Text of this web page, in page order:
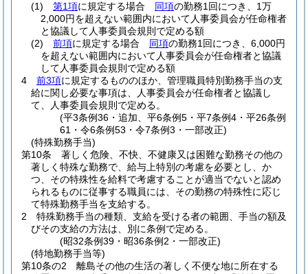
(1)
第1項に規定する場合 同項の勤務1回につき、1万
2,000円を超えない範囲内において人事委員会が任命権者
と協議して人事委員会規則で定める額
(2)
前項に規定する場合 同項の勤務1回につき、6,000円
を超えない範囲内において人事委員会が任命権者と協議
して人事委員会規則で定める額
4
前3項に規定するもののほか、管理職員特別勤務手当の支
給に関し必要な事項は、人事委員会が任命権者と協議し
て、人事委員会規則で定める。
(平3条例36・追加、平6条例5・平7条例4・平26条例
61・令6条例53・令7条例3・一部改正)
(特殊勤務手当)
第10条
著しく危険、不快、不健康又は困難な勤務その他の
著しく特殊な勤務で、給与上特別の考慮を必要とし、か
つ、その特殊性を給料で考慮することが適当でないと認め
られるものに従事する職員には、その勤務の特殊性に応じ
て特殊勤務手当を支給する。
2
特殊勤務手当の種類、支給を受ける者の範囲、手当の額及
びその支給の方法は、別に条例で定める。
(昭32条例39・昭36条例2・一部改正)
(特地勤務手当等)
第10条の2
離島その他の生活の著しく不便な地に所在する